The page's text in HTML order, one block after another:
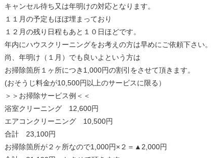
キャンセル待ち又は年明けの対応となります。
１１月の予定もほぼ埋まっており
１２月の残り日程もあと１０日ほどです。
年内にハウスクリーニングをお考えの方は早めにご依頼下さい。
尚、年明け（１月）でも良いよという方は
お掃除箇所１ヶ所につき1,000円の割引をさせて頂きます。
(おそうじ料金が10,500円以上のサービスに限る）
＞＞お掃除サービス例＜＜
浴室クリーニング 12,600円
エアコンクリーニング 10,500円
合計 23,100円
お掃除箇所が２ヶ所なので1,000円×２＝▲2,000円